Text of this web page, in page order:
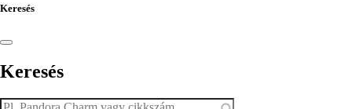
Keresés
Keresés